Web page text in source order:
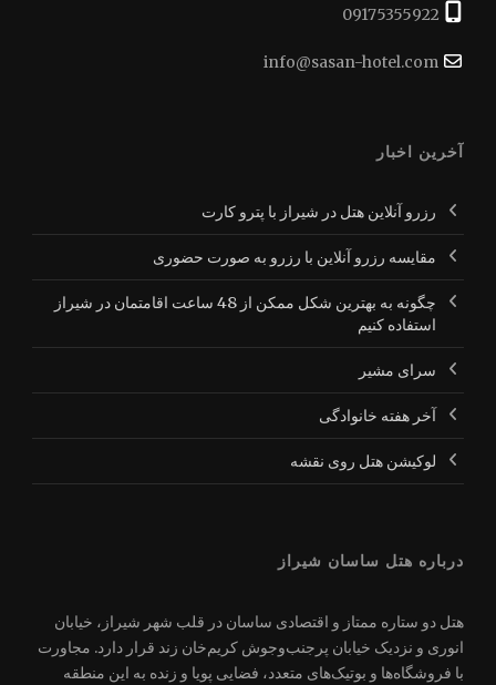
آخرین اخبار
رزرو آنلاین هتل در شیراز با پترو کارت
مقایسه رزرو آنلاین با رزرو به صورت حضوری
چگونه به بهترین شکل ممکن از 48 ساعت اقامتمان در شیراز
استفاده کنیم
سرای مشیر
آخر هفته خانوادگی
لوکیشن هتل روی نقشه
درباره هتل ساسان شیراز
هتل دو ستاره ممتاز و اقتصادی ساسان در قلب شهر شیراز، خیابان
انوری و نزدیک خیابان پرجنب‌وجوش کریم‌خان زند قرار دارد. مجاورت
با فروشگاه‌ها و بوتیک‌های متعدد، فضایی پویا و زنده به این منطقه